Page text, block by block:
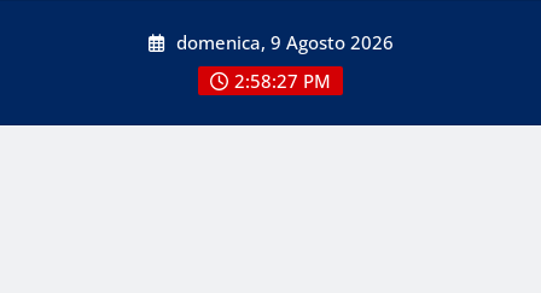
domenica, 9 Agosto 2026
2:58:27 PM